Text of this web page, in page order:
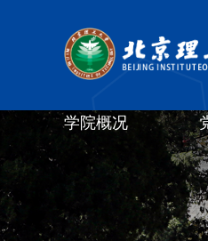
学院概况